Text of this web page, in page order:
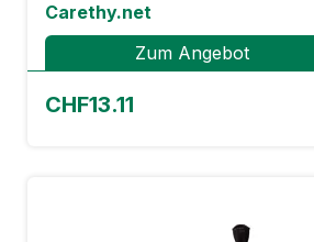
Carethy.net
Zum Angebot
CHF13.11